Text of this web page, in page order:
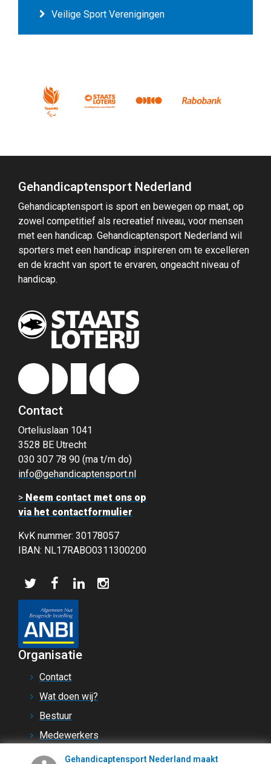
Veilige Sport Verenigingen
Gehandicaptensport Nederland
Gehandicaptensport is sport en bewegen op maat, op
zowel competitief als recreatief niveau, voor mensen
met een handicap. Gehandicaptensport Nederland wil
sporters met een handicap inspireren om te excelleren
en de kracht van sport te ervaren, ongeacht niveau of
handicap.
Contact
Orteliuslaan 1041
3528 BE Utrecht
030 307 78 90 (ma t/m do)
info@gehandicaptensport.nl
> Neem contact met ons op
via het contactformulier
KvK nummer: 30178057
IBAN: NL17RABO0311300200
Organisatie
Contact
Wat doen wij?
Bestuur
Medewerkers
JaarplanGehandicaptensport Nederland maakt